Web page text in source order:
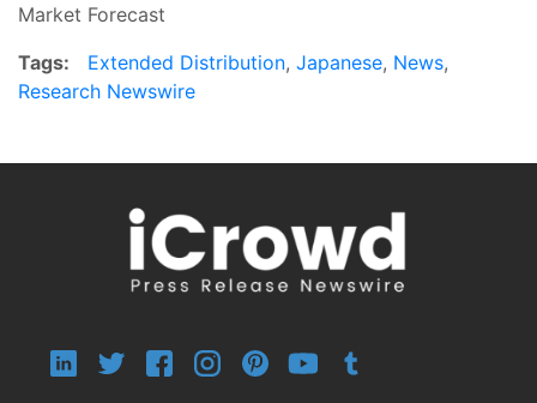
Market Forecast
Tags:
Extended Distribution, Japanese, News,
Research Newswire